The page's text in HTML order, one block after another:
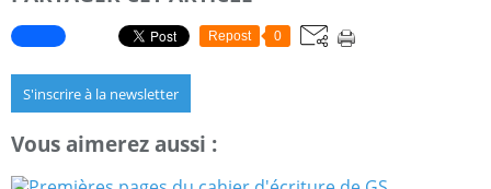
Repost 0
S'inscrire à la newsletter
Vous aimerez aussi :